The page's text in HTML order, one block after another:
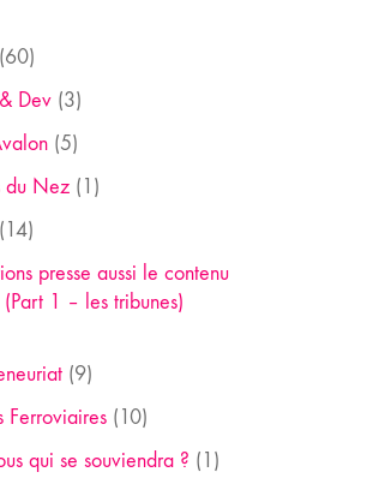
Dev(3)
(5)
du Nez(1)
(14)
presse aussi le contenu
1 – les tribunes)
(9)
Ferroviaires(10)
qui se souviendra ? (1)